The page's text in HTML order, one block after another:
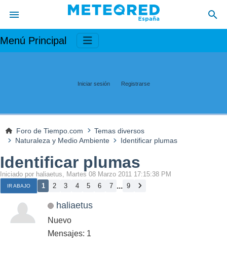
Menú Principal
Iniciar sesión Registrarse
Foro de Tiempo.com
Temas diversos
Naturaleza y Medio Ambiente
Identificar plumas
Identificar plumas
Iniciado por haliaetus, Martes 08 Marzo 2011 17:15:38 PM
IR ABAJO 1 2 3 4 5 6 7 ... 9
haliaetus
Nuevo
Mensajes: 1